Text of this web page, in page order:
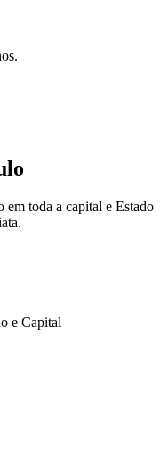
em toda a capital e Estado
e Capital